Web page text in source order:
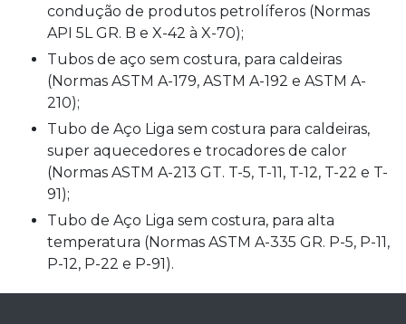
condução de produtos petrolíferos (Normas
API 5L GR. B e X-42 à X-70);
tubos de aço sem costura, para caldeiras
(Normas ASTM A-179, ASTM A-192 e ASTM A-
210);
tubo de Aço Liga sem costura para caldeiras,
super aquecedores e trocadores de calor
(Normas ASTM A-213 GT. T-5, T-11, T-12, T-22 e T-
91);
tubo de Aço Liga sem costura, para alta
temperatura (Normas ASTM A-335 GR. P-5, P-11,
P-12, P-22 e P-91).